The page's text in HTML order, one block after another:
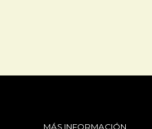
MÁS INFORMACIÓN